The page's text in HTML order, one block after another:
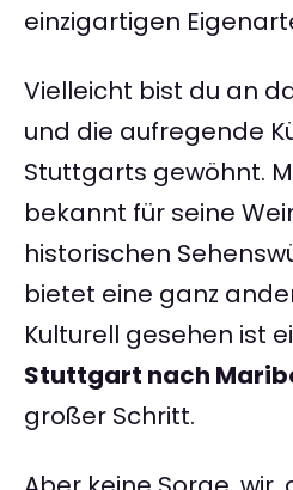
einzigartigen
Vielleicht bist du an
und die aufregende
Stuttgarts gewöhnt.
bekannt für seine
historischen
bietet eine ganz
Kulturell gesehen ist
Stuttgart nach
großer Schritt.